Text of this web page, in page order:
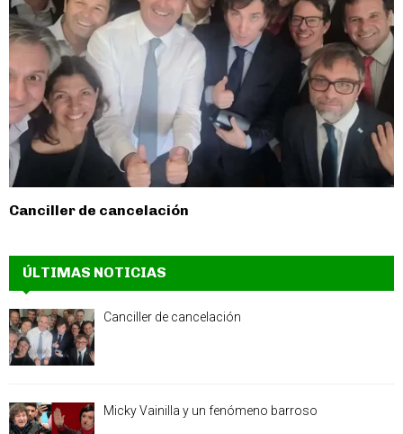
Canciller de cancelación
ÚLTIMAS NOTICIAS
Canciller de cancelación
Micky Vainilla y un fenómeno barroso